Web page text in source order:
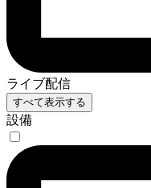
ライブ配信
すべて表示する
設備